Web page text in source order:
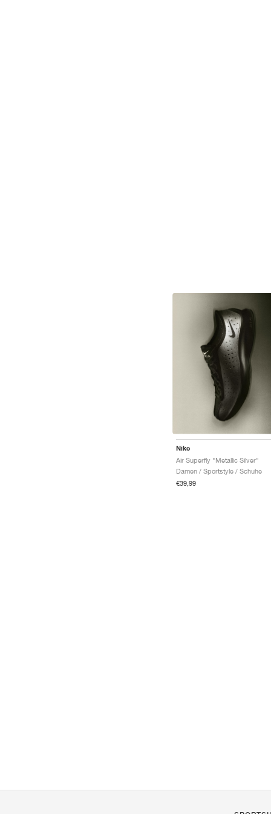
Nike
Air Superfly "Metallic Silver"
Damen / Sportstyle / Schuhe
€39,99